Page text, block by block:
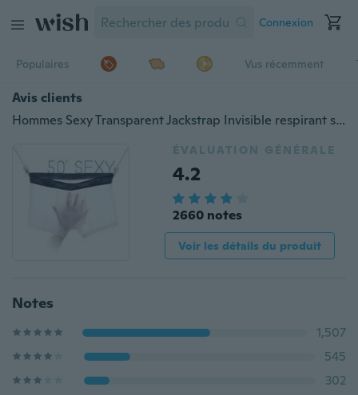
Connexion
Populaires Vus récemment
Avis clients
Hommes Sexy Transparent Jackstrap Invisible respirant sous-vêtements en soie Boxer Shorts f ou jeunes hommes
ÉVALUATION GÉNÉRALE
4.2
2660 notes
Voir les détails du produit
Notes
1,507
545
302